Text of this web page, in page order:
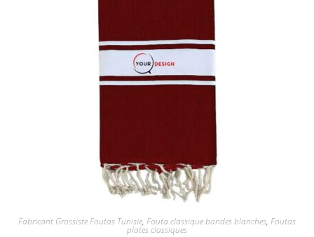
Fabricant Grossiste Foutas Tunisie, Fouta classique bandes blanches, Foutas
plates classiques